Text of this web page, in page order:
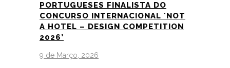
PORTUGUESES FINALISTA DO
CONCURSO INTERNACIONAL ´NOT
A HOTEL – DESIGN COMPETITION
2026’
9 de Março, 2026